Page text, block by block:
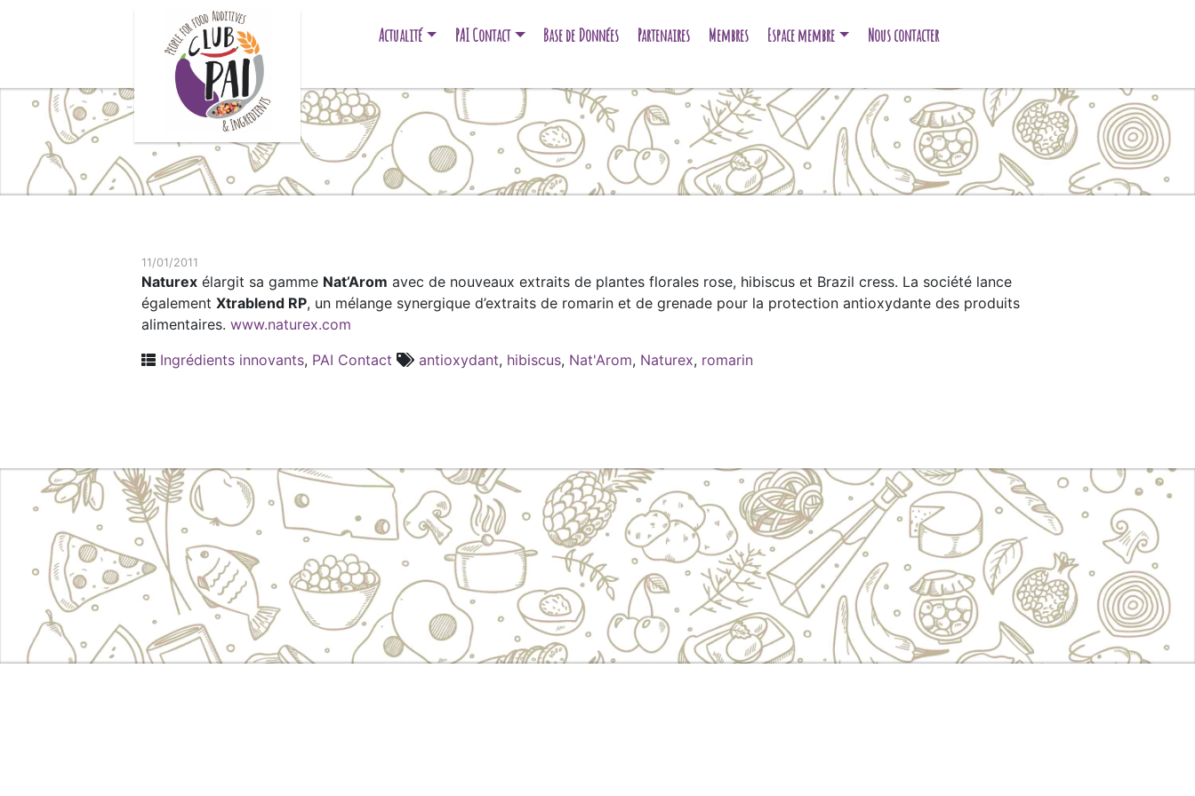
Actualité PAI Contact Base de Données Partenaires Membres Espace membre Nous contacter
11/01/2011
Naturex élargit sa gamme Nat’Arom avec de nouveaux extraits de plantes florales rose, hibiscus et Brazil cress. La société lance
également Xtrablend RP, un mélange synergique d’extraits de romarin et de grenade pour la protection antioxydante des produits
alimentaires. www.naturex.com
Ingrédients innovants, PAI Contact antioxydant, hibiscus, Nat'Arom, Naturex, romarin